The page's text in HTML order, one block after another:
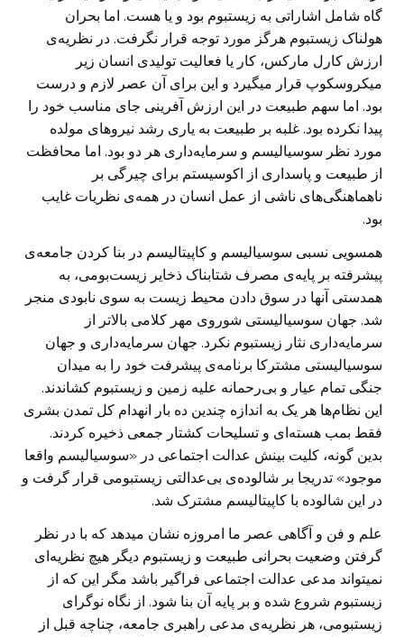
گاه شامل اشاراتی به زیستبوم بود و یا هست. اما بحران
هولناک زیستبوم هرگز مورد توجه قرار نگرفت. در نظریه‌ی
ارزش کارل مارکس، کار یا فعالیت تولیدی انسان زیر
میکروسکوپ قرار میگیرد و این برای آن عصر لازم و درست
بود. اما سهم طبیعت در این ارزش آفرینی جای مناسب خود را
پیدا نکرده بود. غلبه‌ بر طبیعت به یاری رشد نیروهای مولده
مورد نظر سوسیالیسم و سرمایه‌داری هر دو بود. اما محافظت
از طبیعت و پاسداری از اکوسیستم برای چیرگی بر
ناهماهنگی‌های ناشی از عمل انسان در همه‌ی نظریات غایب
بود.
همسویی نسبی سوسیالیسم و کاپیتالیسم در بنا کردن جامعه‌ی
پیشرفته بر پایه‌ی مصرف شتابناک ذخایر زیست‌بومی، به
همدستی آنها در سوق دادن محیط زیست به سوی نابودی منجر
شد. جهان سوسیالیستی شوروی مهر کلامی بالاتر از
سرمایه‌‌داری نثار زیستبوم نکرد. جهان سرمایه‌داری و جهان
سوسیالیستی مشترکا برنامه‌ی پیشرفت خود را به میدان
جنگی تمام عیار و بی‌رحمانه علیه زمین و زیستبوم کشاندند.
این نظام‌ها هر یک به اندازه چندین ده بار انهدام کل تمدن بشری
فقط بمب هسته‌ای و تسلیحات کشتار جمعی ذخیره کردند.
بدین گونه، کلیت بینش عدالت اجتماعی در «سوسیالیسم واقعا
موجود» تدریجا بر شالوده‌ی بی‌عدالتی زیستبومی قرار گرفت و
در این شالوده با کاپیتالیسم مشترک شد.
علم و فن و آگاهی عصر ما امروزه نشان میدهد که با در نظر
گرفتن وضعیت بحرانی طبیعت و زیستبوم دیگر هیچ نظریه‌ای
نمیتواند مدعی عدالت اجتماعی فراگیر باشد مگر این که از
زیستبوم شروع شده و بر پایه آن بنا شود. از نگاه نوگرای
زیستبومی، هر نظریه‌ی مدعی راهبری جامعه، چناچه قبل از